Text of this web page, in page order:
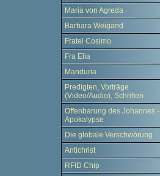
Maria von Agreda
Barbara Weigand
Fratel Cosimo
Fra Elia
Manduria
Predigten, Vorträge
(Video/Audio), Schriften
Offenbarung des Johannes -
Apokalypse
Die globale Verschwörung
Antichrist
RFID Chip